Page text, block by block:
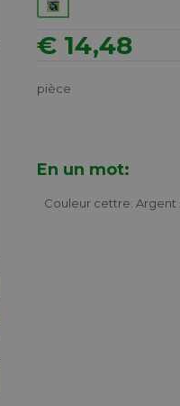
€ 14,48
pièce
En un mot:
Couleur cettre: Argent